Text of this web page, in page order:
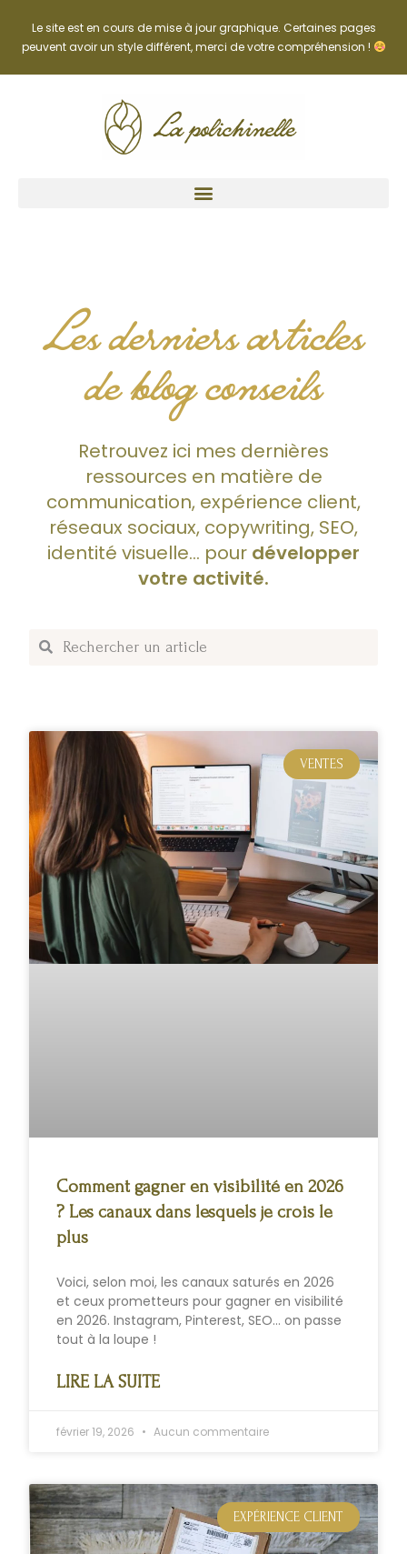
Le site est en cours de mise à jour graphique. Certaines pages
peuvent avoir un style différent, merci de votre compréhension !
Les derniers articles
de blog conseils
Retrouvez ici mes dernières
ressources en matière de
communication, expérience client,
réseaux sociaux, copywriting, SEO,
identité visuelle… pour développer
votre activité.
VENTES
Comment gagner en visibilité en 2026
? Les canaux dans lesquels je crois le
plus
Voici, selon moi, les canaux saturés en 2026
et ceux prometteurs pour gagner en visibilité
en 2026. Instagram, Pinterest, SEO… on passe
tout à la loupe !
LIRE LA SUITE
février 19, 2026 Aucun commentaire
EXPÉRIENCE CLIENT